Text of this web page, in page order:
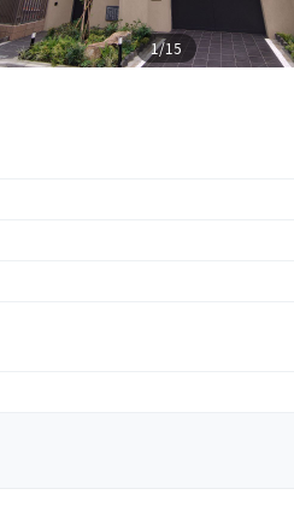
1/15